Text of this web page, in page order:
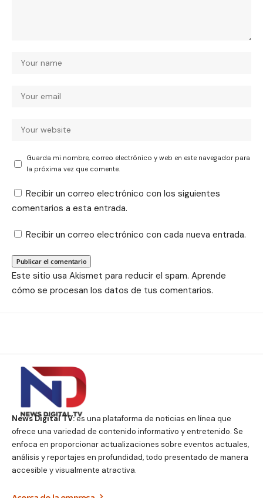
Guarda mi nombre, correo electrónico y web en este navegador para
la próxima vez que comente.
Recibir un correo electrónico con los siguientes
comentarios a esta entrada.
Recibir un correo electrónico con cada nueva entrada.
Este sitio usa Akismet para reducir el spam. Aprende
cómo se procesan los datos de tus comentarios.
News Digital TV:es una plataforma de noticias en línea que
ofrece una variedad de contenido informativo y entretenido. Se
enfoca en proporcionar actualizaciones sobre eventos actuales,
análisis y reportajes en profundidad, todo presentado de manera
accesible y visualmente atractiva.